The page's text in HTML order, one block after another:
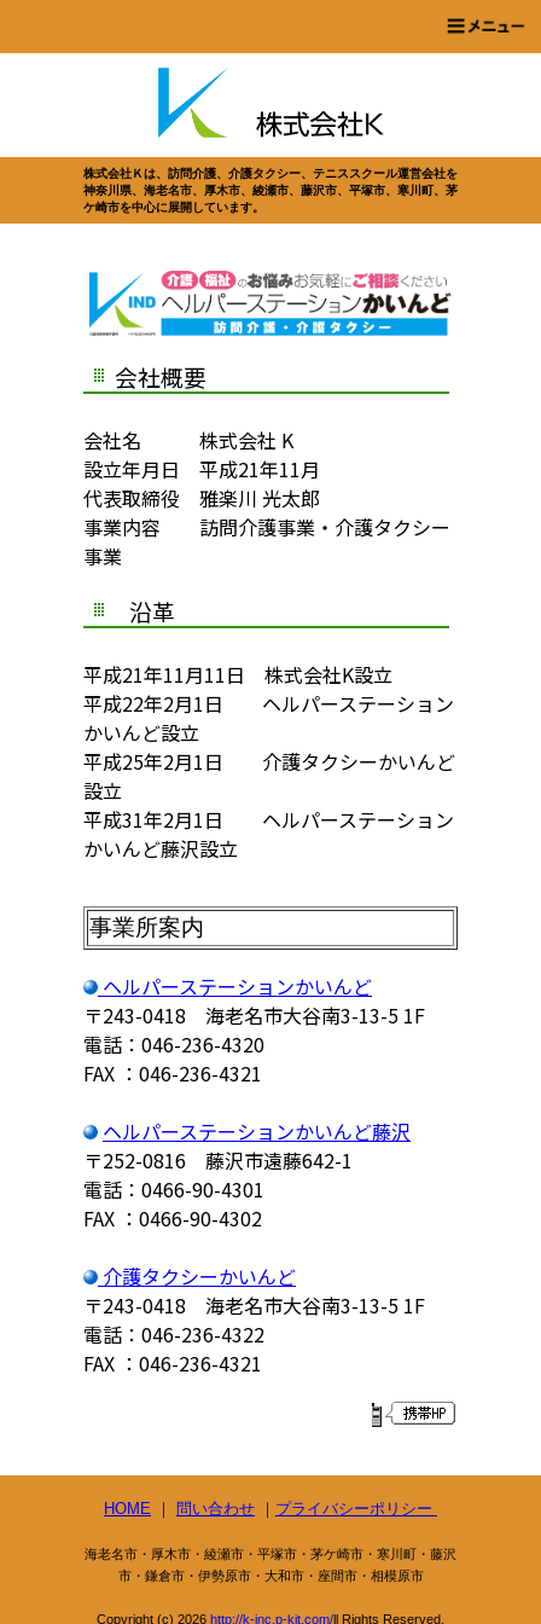
株式会社Ｋは、訪問介護、介護タクシー、テニススクール運営会社を
神奈川県、海老名市、厚木市、綾瀬市、藤沢市、平塚市、寒川町、茅
ケ崎市を中心に展開しています。
会社概要
会社名 株式会社 K
設立年月日 平成21年11月
代表取締役 雅楽川 光太郎
事業内容 訪問介護事業・介護タクシー
事業
沿革
平成21年11月11日 株式会社K設立
平成22年2月1日 ヘルパーステーション
かいんど設立
平成25年2月1日 介護タクシーかいんど
設立
平成31年2月1日 ヘルパーステーション
かいんど藤沢設立
事業所案内
ヘルパーステーションかいんど
〒243-0418 海老名市大谷南3-13-5 1F
電話：046-236-4320
FAX ：046-236-4321
ヘルパーステーションかいんど藤沢
〒252-0816 藤沢市遠藤642-1
電話：0466-90-4301
FAX ：0466-90-4302
介護タクシーかいんど
〒243-0418 海老名市大谷南3-13-5 1F
電話：046-236-4322
FAX ：046-236-4321
HOME ｜ 問い合わせ ｜ プライバシーポリシー
海老名市・厚木市・綾瀬市・平塚市・茅ケ崎市・寒川町・藤沢
市・鎌倉市・伊勢原市・大和市・座間市・相模原市
Copyright (c) 2026 http://k-inc.p-kit.com/ ll Rights Reserved.